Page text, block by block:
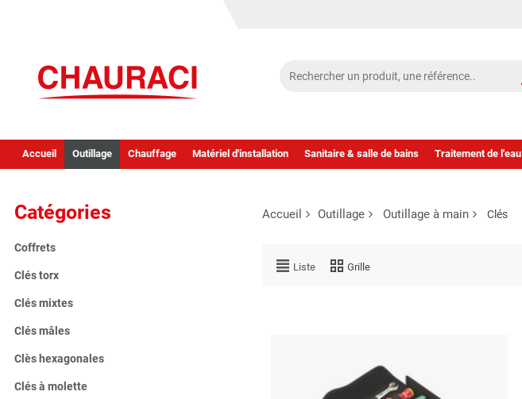
Accueil Outillage Chauffage Matériel d'installation Sanitaire & salle de bains Traitement de l'eau
Catégories
Coffrets
Clés torx
Clés mixtes
Clés mâles
Clès hexagonales
Clés à molette
Accueil Outillage Outillage à main Clés
Liste Grille